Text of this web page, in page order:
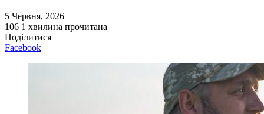
5 Червня, 2026
106 1 хвилина прочитана
Поділитися
Facebook